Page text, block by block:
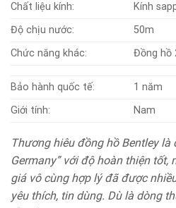
Chất liệu kính:
Kính
Độ chịu nước:
50m
Chức năng khác:
Đồng hồ
Bảo hành quốc tế:
1 năm
Giới tính:
Nam
Thương hiêu đồng hồ Bentley là
Germany” với độ hoàn thiện
giá vô cùng hợp lý đã được
yêu thích, tin dùng. Dù là dòng